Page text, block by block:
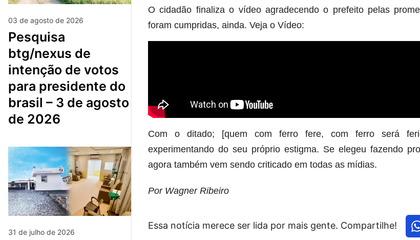
03 de agosto de 2026
pesquisa
btg/nexus de
intenção de votos
para presidente do
brasil – 3 de agosto
de 2026
31 de julho de 2026
O cidadão finaliza o vídeo agradecendo o prefeito pelas
foram cumpridas, ainda. Veja o Vídeo:
Com o ditado; [quem com ferro fere, com ferro será
experimentando do seu próprio estigma. Se elegeu fazendo
agora também vem sendo criticado em todas as mídias.
Por Wagner Ribeiro
Essa notícia merece ser lida por mais gente. Compartilhe!